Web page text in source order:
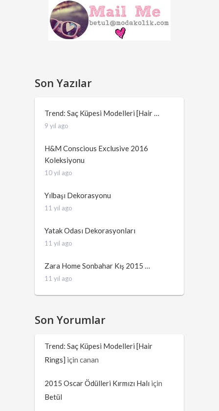
Son Yazılar
Trend: Saç Küpesi Modelleri [Hair …
9 yıl ago
H&M Conscious Exclusive 2016
Koleksiyonu
10 yıl ago
Yılbaşı Dekorasyonu
11 yıl ago
Yatak Odası Dekorasyonları
11 yıl ago
Zara Home Sonbahar Kış 2015 …
11 yıl ago
Son Yorumlar
Trend: Saç Küpesi Modelleri [Hair
Rings] içincanan
2015 Oscar Ödülleri Kırmızı Halı için
Betül